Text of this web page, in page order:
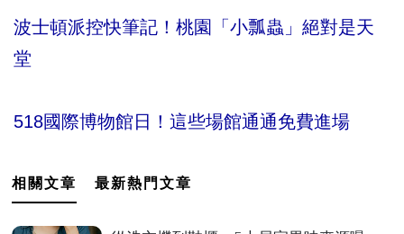
波士頓派控快筆記！桃園「小瓢蟲」絕對是天
堂
518國際博物館日！這些場館通通免費進場
相關文章 最新熱門文章